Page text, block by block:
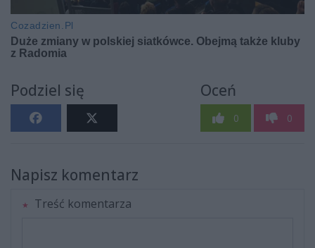
Podziel się Oceń
0 0
Napisz komentarz
Treść komentarza